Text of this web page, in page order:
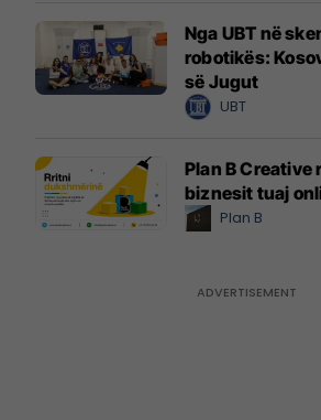
Nga UBT në
robotikës:
së Jugut
UBT
Plan B Creative
biznesit tuaj
Plan B